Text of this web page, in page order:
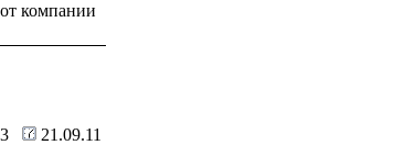
компании
21.09.11